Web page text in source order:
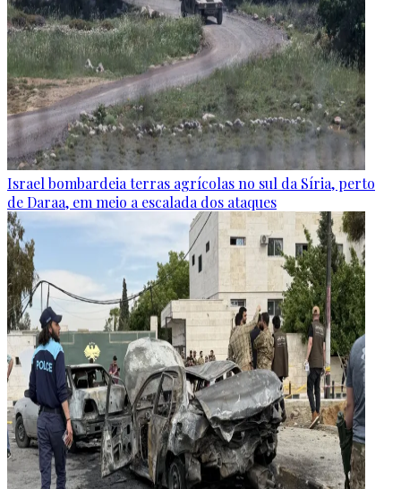
Israel bombardeia terras agrícolas no sul da Síria, perto
de Daraa, em meio a escalada dos ataques